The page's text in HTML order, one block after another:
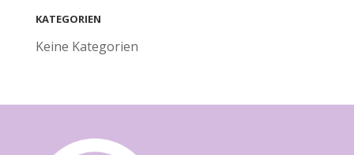
KATEGORIEN
Keine Kategorien